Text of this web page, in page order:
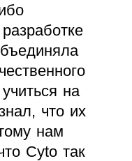
на
что их
нам
Cyto так